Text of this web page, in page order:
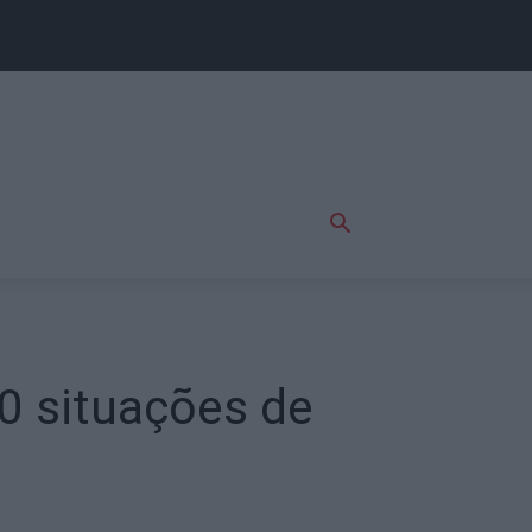
situações de